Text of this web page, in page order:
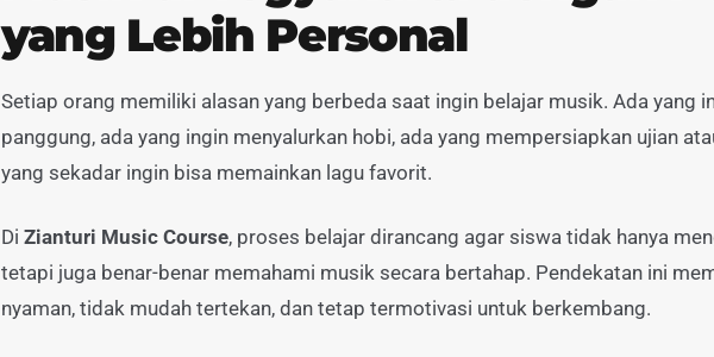
yang Lebih Personal
Setiap orang memiliki alasan yang berbeda saat ingin belajar musik. Ada yang
panggung, ada yang ingin menyalurkan hobi, ada yang mempersiapkan ujian
yang sekadar ingin bisa memainkan lagu favorit.
Di Zianturi Music Course, proses belajar dirancang agar siswa tidak hanya
tetapi juga benar-benar memahami musik secara bertahap. Pendekatan ini
nyaman, tidak mudah tertekan, dan tetap termotivasi untuk berkembang.